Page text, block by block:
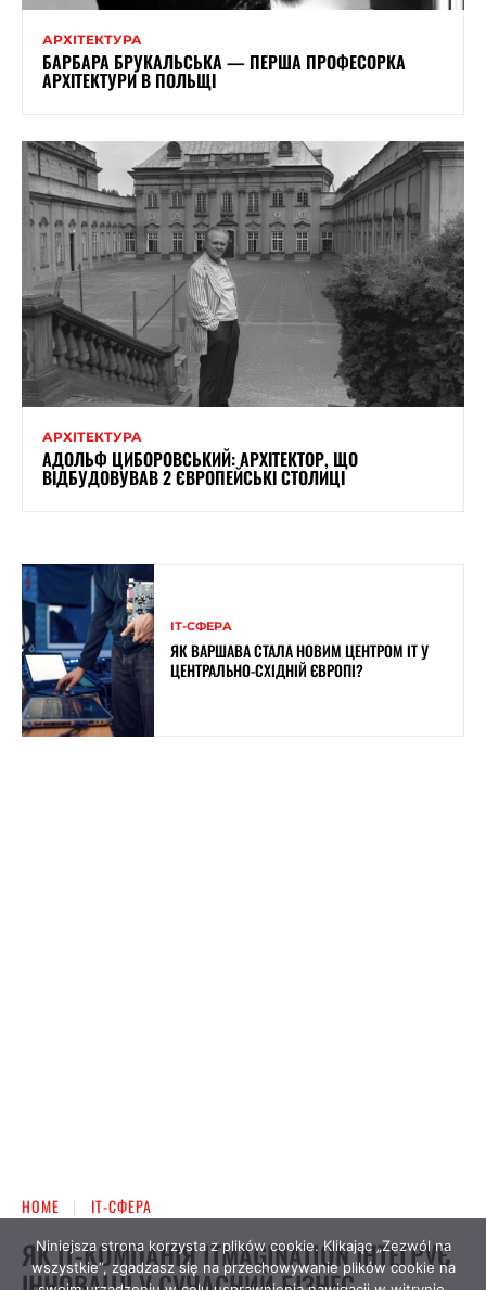
АРХІТЕКТУРА
БАРБАРА БРУКАЛЬСЬКА — ПЕРША ПРОФЕСОРКА
АРХІТЕКТУРИ В ПОЛЬЩІ
АРХІТЕКТУРА
АДОЛЬФ ЦИБОРОВСЬКИЙ: АРХІТЕКТОР, ЩО
ВІДБУДОВУВАВ 2 ЄВРОПЕЙСЬКІ СТОЛИЦІ
ІТ-СФЕРА
ЯК ВАРШАВА СТАЛА НОВИМ ЦЕНТРОМ ІТ У
ЦЕНТРАЛЬНО-СХІДНІЙ ЄВРОПІ?
Niniejsza strona korzysta z plików cookie. Klikając „Zezwól na
wszystkie”, zgadzasz się na przechowywanie plików cookie na